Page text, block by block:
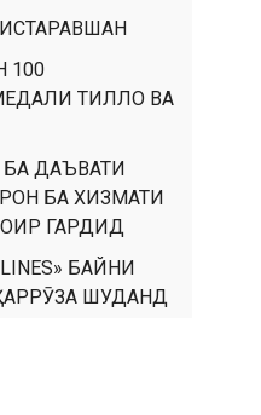
100
ТИЛЛО ВА
ДАЪВАТИ
БА ХИЗМАТИ
ГАРДИД
БАЙНИ
ШУДАНД